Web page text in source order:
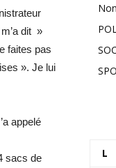
dit »
faites pas
». Je lui
appelé
sacs de
L